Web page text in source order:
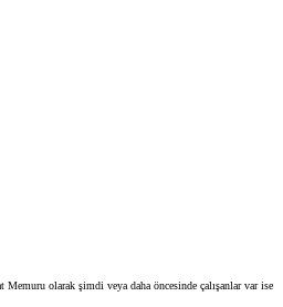
olarak şimdi veya daha öncesinde çalışanlar var ise